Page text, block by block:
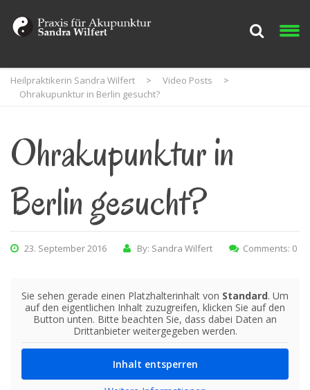
Heilpraktikerin Sandra Wilfert > Video Posts
>
Ohrakupunktur in Berlin gesucht?
Ohrakupunktur in
Berlin gesucht?
23. September 2016 By: Sandra Wilfert Comments: 0
Sie sehen gerade einen Platzhalterinhalt von Standard. Um
auf den eigentlichen Inhalt zuzugreifen, klicken Sie auf den
Button unten. Bitte beachten Sie, dass dabei Daten an
Drittanbieter weitergegeben werden.
Inhalt entsperren